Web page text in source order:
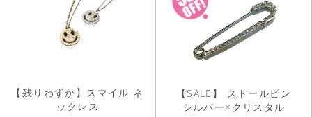
【残りわずか】スマイル ネ
ックレス
【SALE】 ストールピン
シルバー×クリスタル